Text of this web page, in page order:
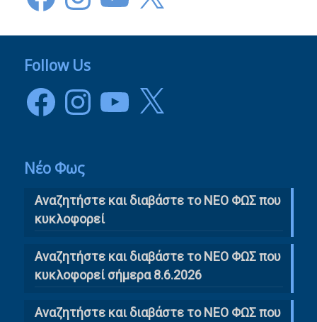
Follow Us
FacebookInstagramYouTube
X
Νέο Φως
Αναζητήστε και διαβάστε το NΕΟ ΦΩΣ που
κυκλοφορεί
Αναζητήστε και διαβάστε το ΝΕΟ ΦΩΣ που
κυκλοφορεί σήμερα 8.6.2026
Αναζητήστε και διαβάστε το ΝΕΟ ΦΩΣ που